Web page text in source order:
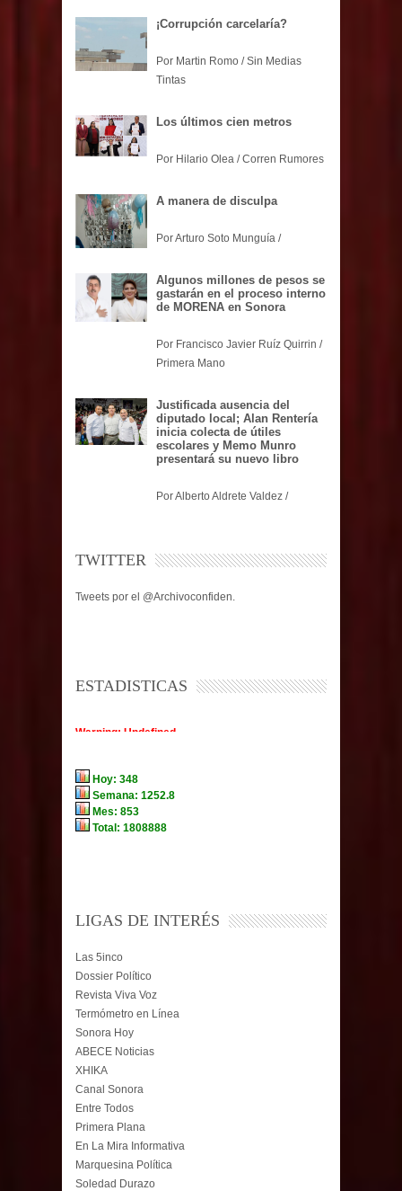
¡Corrupción carcelaría?
Por Martin Romo / Sin Medias
Tintas
Los últimos cien metros
Por Hilario Olea / Corren Rumores
A manera de disculpa
Por Arturo Soto Munguía /
Algunos millones de pesos se
gastarán en el proceso interno
de MORENA en Sonora
Por Francisco Javier Ruíz Quirrin /
Primera Mano
Justificada ausencia del
diputado local; Alan Rentería
inicia colecta de útiles
escolares y Memo Munro
presentará su nuevo libro
Por Alberto Aldrete Valdez /
TWITTER
Tweets por el @Archivoconfiden.
ESTADISTICAS
LIGAS DE INTERÉS
Las 5inco
Dossier Político
Revista Viva Voz
Termómetro en Línea
Sonora Hoy
ABECE Noticias
XHIKA
Canal Sonora
Entre Todos
Primera Plana
En La Mira Informativa
Marquesina Política
Soledad Durazo